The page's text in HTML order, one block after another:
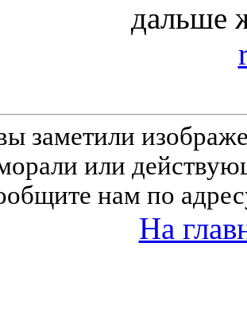
дальше
заметили
или
нам по
На